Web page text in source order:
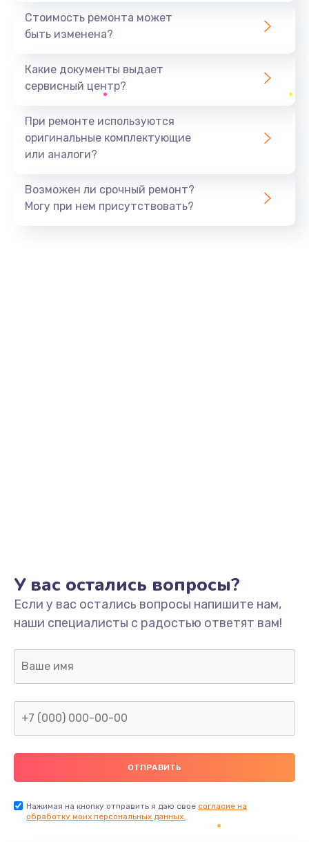
2900 руб.
Восстановление после падения
Пайка и ремонт платы
Заказать
Обновление ПО
500 руб.
Заказать
Замена датчиков управления, высоты, движения
600 руб.
Заказать
Стоимость ремонта может
быть изменена?
Какие документы выдает
сервисный центр?
При ремонте используются
оригинальные комплектующие
или аналоги?
Возможен ли срочный ремонт?
Могу при нем присутствовать?
У вас остались вопросы?
Если у вас остались вопросы напишите нам,
наши специалисты с радостью ответят вам!
Нажимая на кнопку отправить я даю свое согласие на
обработку моих персональных данных.